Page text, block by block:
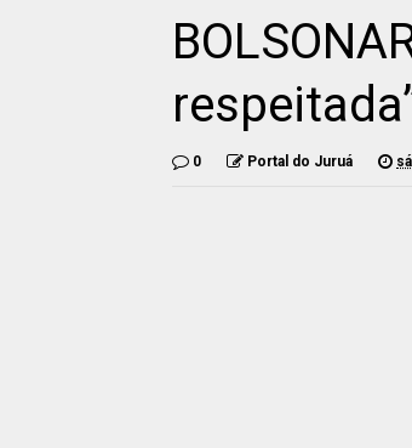
0 Portal do Juruá